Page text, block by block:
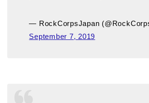
— RockCorpsJapan
September 7, 2019